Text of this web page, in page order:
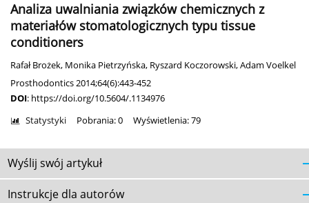
Analiza uwalniania związków chemicznych z
materiałów stomatologicznych typu tissue
conditioners
Rafał Brożek, Monika Pietrzyńska, Ryszard Koczorowski,Adam Voelkel
Prosthodontics 2014;64(6):443-452
DOI: https://doi.org/10.5604/.1134976
Statystyki Pobrania: 0 Wyświetlenia: 79
Wyślij swój artykuł
Instrukcje dla autorów